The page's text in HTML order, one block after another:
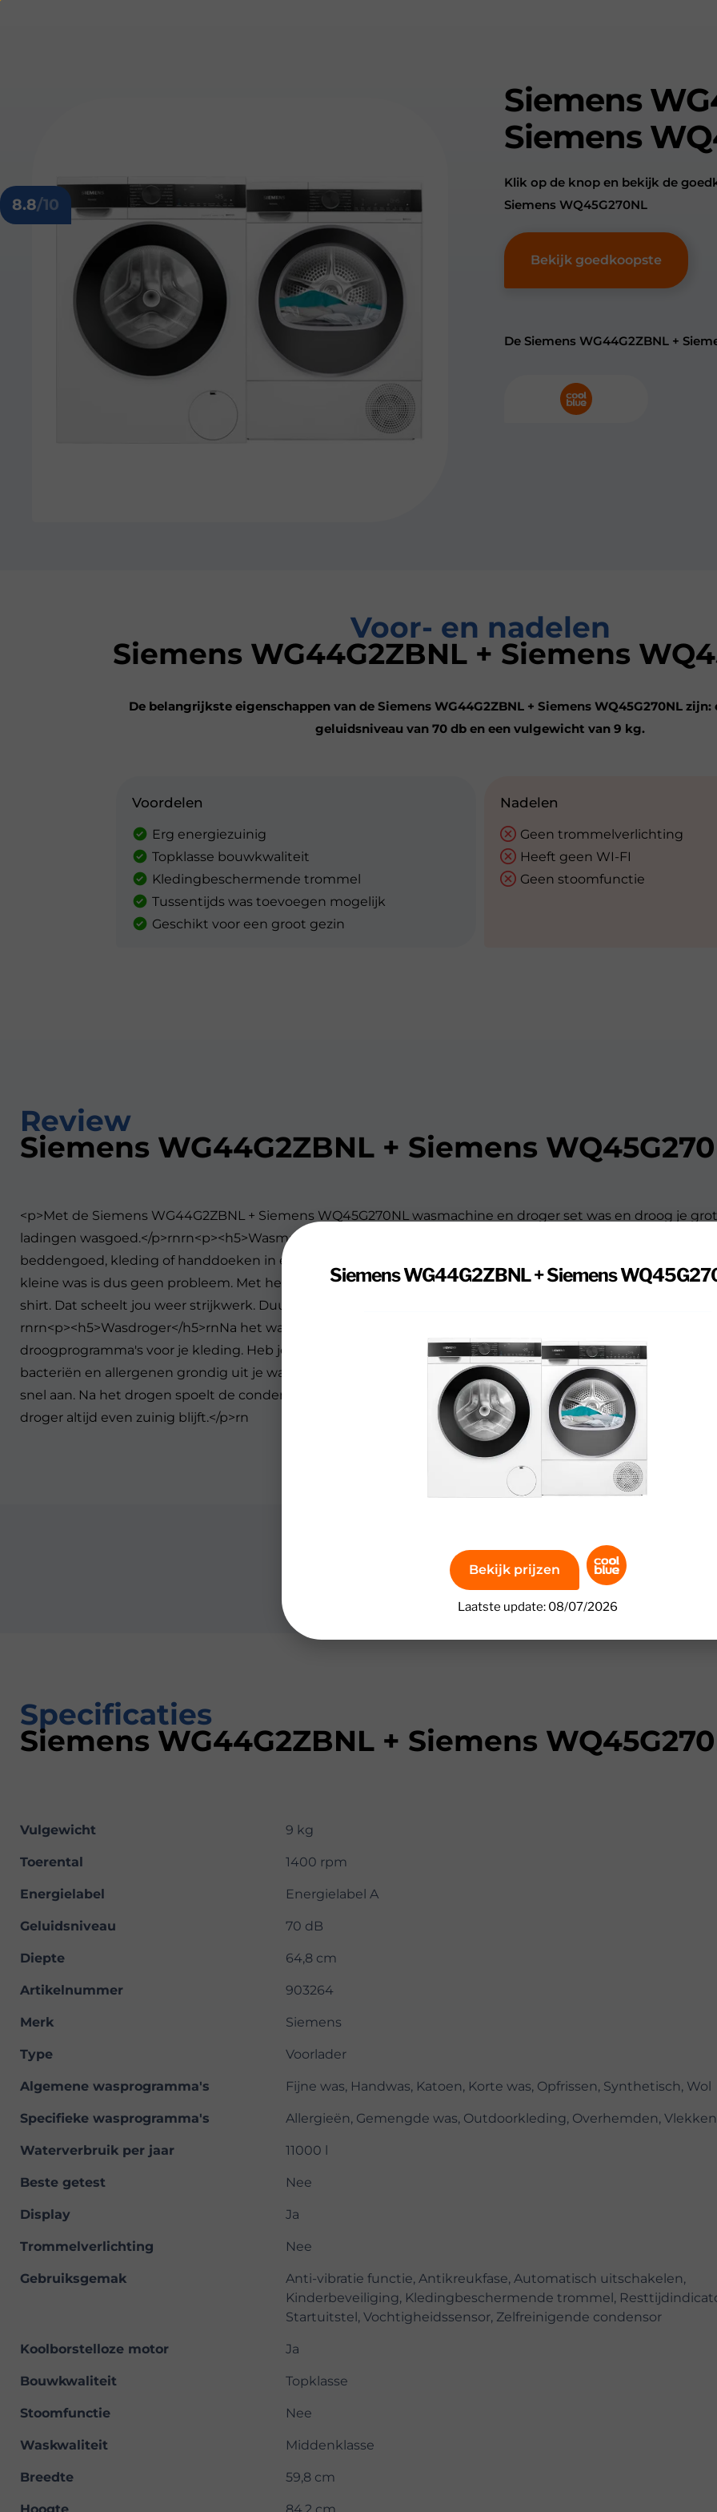
8.8/10
Siemens
Siemens
Klik op de knop en bekijk de
Siemens WQ45G270NL
Bekijk goedkoopste
De Siemens WG44G2ZBNL +
Voor- en nadelen
Siemens WG44G2ZBNL + Siemens
De belangrijkste eigenschappen van de Siemens WG44G2ZBNL + Siemens WQ45G270NL
geluidsniveau van 70 db en een vulgewicht van 9 kg.
Voordelen
Erg energiezuinig
Topklasse bouwkwaliteit
Kledingbeschermende trommel
Tussentijds was toevoegen mogelijk
Geschikt voor een groot gezin
Nadelen
Geen trommelverlichting
Heeft geen WI-FI
Geen stoomfunctie
Review
Siemens WG44G2ZBNL + Siemens
<p>Met de Siemens WG44G2ZBNL + Siemens WQ45G270NL wasmachine en droger set was en droog je
ladingen wasgoed.</p>rnrn<p><h5>Wasmachine</h5>rnMet 9 kilogram vulgewicht was je grote ladingen
beddengoed, kleding of handdoeken in één keer. De wasmachine past het programma aan op iedere
kleine was is dus geen probleem. Met het smartFinish programma verwijder je kreukels uit je droge
shirt. Dat scheelt jou weer strijkwerk. Duurt je wasprogramma te lang? Kort dit dan in met varioSpeed.</
rnrn<p><h5>Wasdroger</h5>rnNa het wassen past al je was in de droogtrommel. Je kiest uit 1 van de 14
droogprogramma's voor je kleding. Heb je last van allergieën? Kies dan het hygiëneprogramma. Dit
bacteriën en allergenen grondig uit je was. Gebruik het Extra Snel 40' programma voor je favoriete outfit. Zo
snel aan. Na het drogen spoelt de condensor automatisch schoon. Dat scheelt jou onderhoud en zorgt
droger altijd even zuinig blijft.</p>rn
Specificaties
Siemens WG44G2ZBNL + Siemens
Vulgewicht 9 kg
Toerental 1400 rpm
Energielabel Energielabel A
Geluidsniveau 70 dB
Diepte 64,8 cm
Artikelnummer 903264
Merk Siemens
Type Voorlader
Algemene wasprogramma's Fijne was, Handwas, Katoen, Korte was, Opfrissen, Synthetisch, Wol
Specifieke wasprogramma's Allergieën, Gemengde was, Outdoorkleding, Overhemden,
Waterverbruik per jaar 11000 l
Beste getest Nee
Display Ja
Trommelverlichting Nee
Gebruiksgemak
Anti-vibratie functie, Antikreukfase, Automatisch uitschakelen,
Kinderbeveiliging, Kledingbeschermende trommel,
Startuitstel, Vochtigheidssensor, Zelfreinigende condensor
Koolborstelloze motor Ja
Bouwkwaliteit Topklasse
Stoomfunctie Nee
Waskwaliteit Middenklasse
Breedte 59,8 cm
Siemens WG44G2ZBNL + Siemens
Bekijk prijzen
Laatste update: 08/07/2026